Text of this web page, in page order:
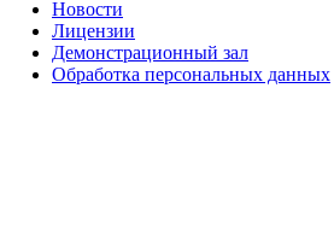
Новости
Лицензии
Демонстрационный зал
Обработка персональных данных